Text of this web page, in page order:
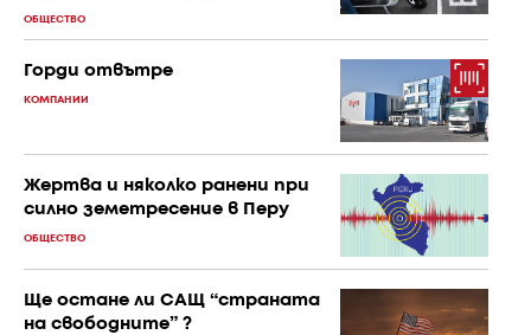
ОБЩЕСТВО
Горди отвътре
КОМПАНИИ
Жертва и няколко ранени при
силно земетресение в Перу
ОБЩЕСТВО
Ще остане ли САЩ “страната
на свободните” ?